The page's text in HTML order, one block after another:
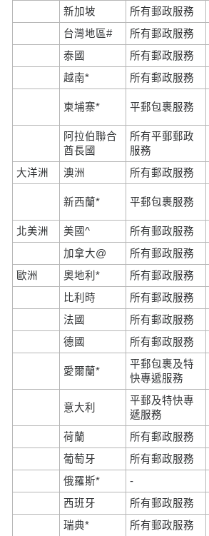
新加坡
所有郵政服務
台灣地區#
所有郵政服務
泰國
所有郵政服務
越南*
所有郵政服務
柬埔寨* 平郵包裹服務
阿拉伯聯合
酋長國
所有平郵郵政
服務
大洋洲
澳洲 所有郵政服務
新西蘭* 平郵包裹服務
北美洲
美國^
所有郵政服務
加拿大@
所有郵政服務
歐洲
奧地利*
所有郵政服務
比利時
所有郵政服務
法國
所有郵政服務
德國
所有郵政服務
愛爾蘭*
平郵包裹及特
快專遞服務
意大利
平郵及特快專
遞服務
荷蘭
所有郵政服務
葡萄牙
所有郵政服務
俄羅斯*
-
西班牙
所有郵政服務
瑞典*
所有郵政服務